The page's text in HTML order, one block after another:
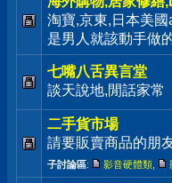
淘寶,京東,日本美
是男人就該動手做
七嘴八舌異言堂
談天說地,閒話家常
二手貨市場
請要販賣商品的朋
子討論區: 影音硬體類